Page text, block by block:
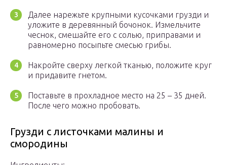
Далее нарежьте крупными кусочками грузди и
уложите в деревянный бочонок. Измельчите
чеснок, смешайте его с солью, приправами и
равномерно посыпьте смесью грибы.
Накройте сверху легкой тканью, положите круг
и придавите гнетом.
Поставьте в прохладное место на 25 – 35 дней.
После чего можно пробовать.
Грузди с листочками малины и
смородины